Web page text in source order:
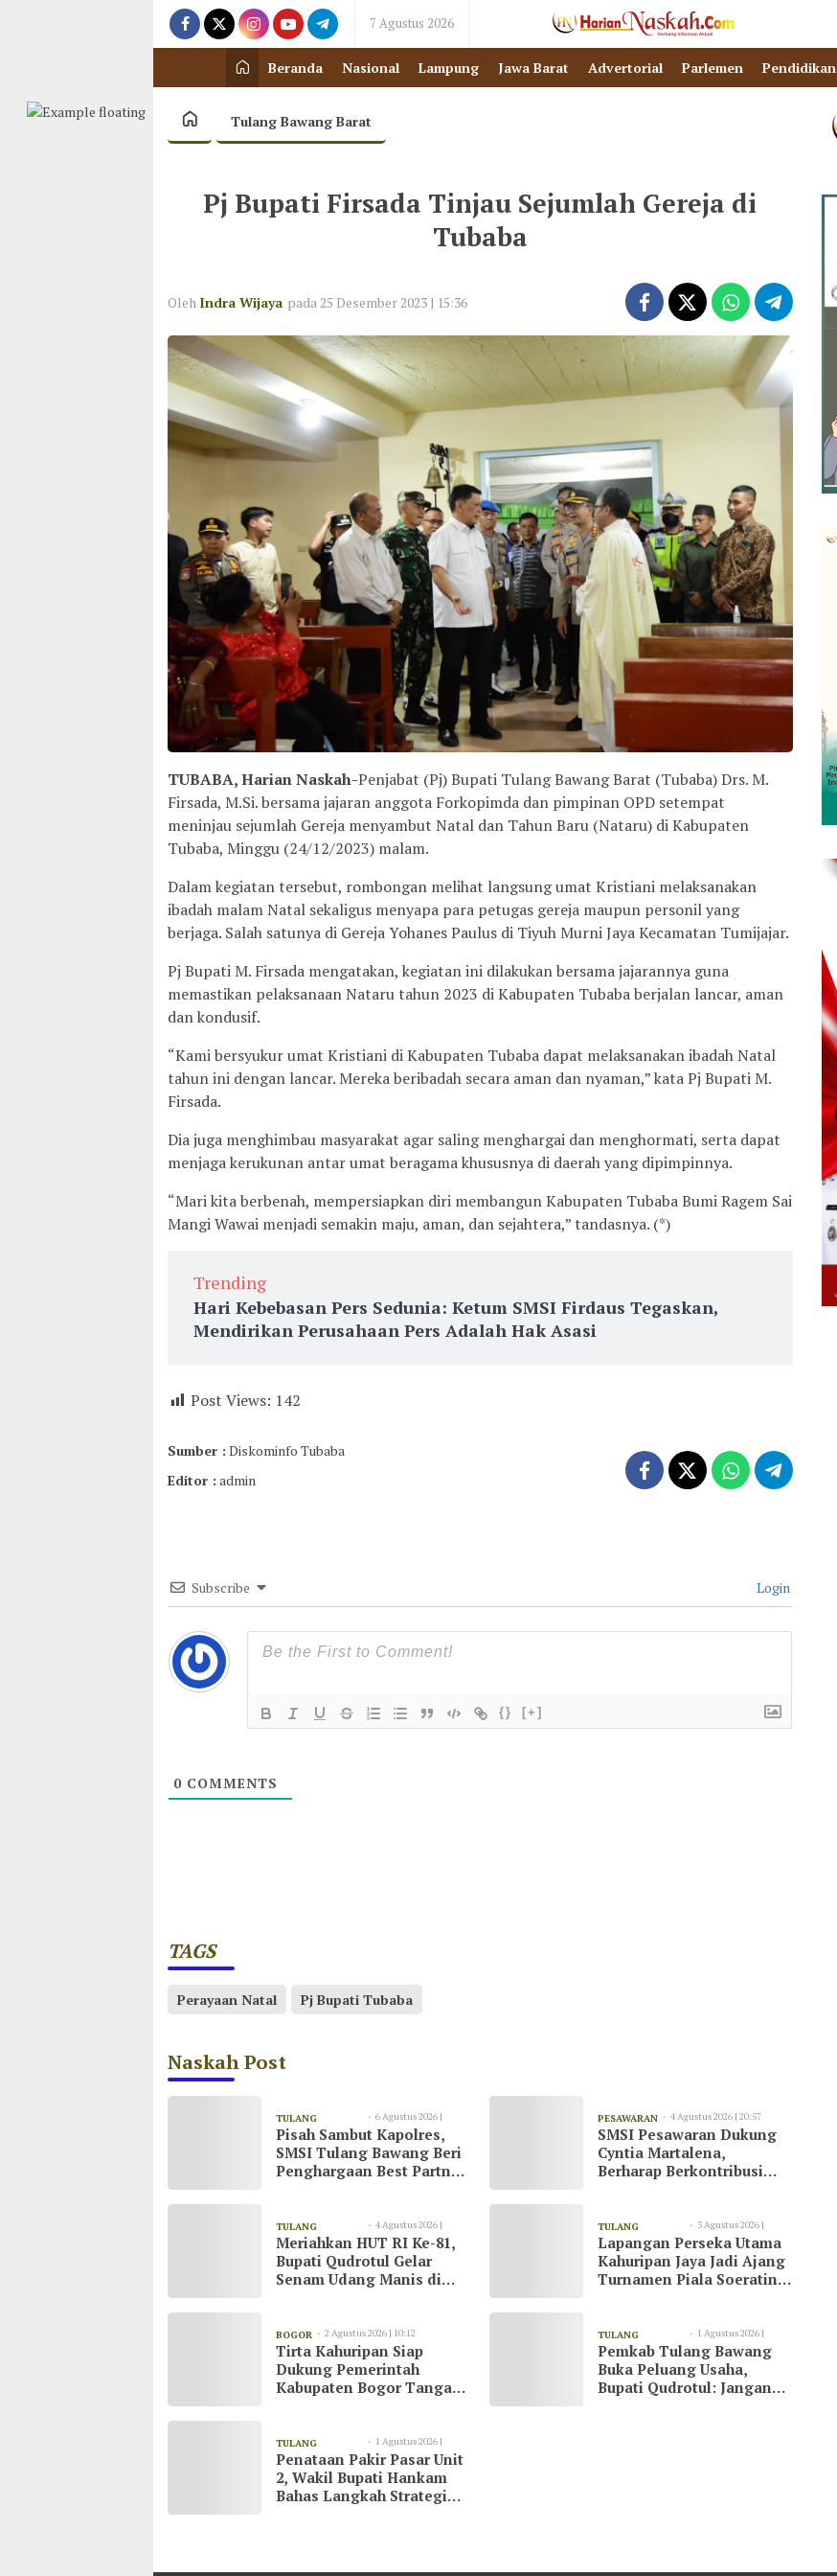
7 Agustus 2026
Beranda Nasional Lampung Jawa Barat Advertorial Parlemen Pendidikan
Tulang Bawang Barat
Pj Bupati Firsada Tinjau Sejumlah Gereja di
Tubaba
Oleh Indra Wijaya pada 25 Desember 2023 | 15:36
TUBABA, Harian Naskah-Penjabat (Pj) Bupati Tulang Bawang Barat (Tubaba) Drs. M.
Firsada, M.Si. bersama jajaran anggota Forkopimda dan pimpinan OPD setempat
meninjau sejumlah Gereja menyambut Natal dan Tahun Baru (Nataru) di Kabupaten
Tubaba, Minggu (24/12/2023) malam.
Dalam kegiatan tersebut, rombongan melihat langsung umat Kristiani melaksanakan
ibadah malam Natal sekaligus menyapa para petugas gereja maupun personil yang
berjaga. Salah satunya di Gereja Yohanes Paulus di Tiyuh Murni Jaya Kecamatan Tumijajar.
Pj Bupati M. Firsada mengatakan, kegiatan ini dilakukan bersama jajarannya guna
memastikan pelaksanaan Nataru tahun 2023 di Kabupaten Tubaba berjalan lancar, aman
dan kondusif.
“Kami bersyukur umat Kristiani di Kabupaten Tubaba dapat melaksanakan ibadah Natal
tahun ini dengan lancar. Mereka beribadah secara aman dan nyaman,” kata Pj Bupati M.
Firsada.
Dia juga menghimbau masyarakat agar saling menghargai dan menghormati, serta dapat
menjaga kerukunan antar umat beragama khususnya di daerah yang dipimpinnya.
“Mari kita berbenah, mempersiapkan diri membangun Kabupaten Tubaba Bumi Ragem Sai
Mangi Wawai menjadi semakin maju, aman, dan sejahtera,” tandasnya. (*)
Trending
Hari Kebebasan Pers Sedunia: Ketum SMSI Firdaus Tegaskan,
Mendirikan Perusahaan Pers Adalah Hak Asasi
Post Views: 142
Sumber : Diskominfo Tubaba
Editor : admin
Subscribe Login
{} [+]
0 COMMENTS
TAGS
Perayaan Natal Pj Bupati Tubaba
Naskah Post
TULANG
BAWANG
6 Agustus 2026 |
08:55
Pisah Sambut Kapolres,
SMSI Tulang Bawang Beri
Penghargaan Best Partner
PESAWARAN 4 Agustus 2026 | 20:57
SMSI Pesawaran Dukung
Cyntia Martalena,
Berharap Berkontribusi
TULANG
BAWANG
4 Agustus 2026 |
20:51
Meriahkan HUT RI Ke-81,
Bupati Qudrotul Gelar
Senam Udang Manis di
TULANG
BAWANG
3 Agustus 2026 |
13:09
Lapangan Perseka Utama
Kahuripan Jaya Jadi Ajang
Turnamen Piala Soeratin
BOGOR 2 Agustus 2026 | 10:12
Tirta Kahuripan Siap
Dukung Pemerintah
Kabupaten Bogor Tangani
TULANG
BAWANG
1 Agustus 2026 |
23:07
Pemkab Tulang Bawang
Buka Peluang Usaha,
Bupati Qudrotul: Jangan
TULANG
BAWANG
1 Agustus 2026 |
23:03
Penataan Pakir Pasar Unit
2, Wakil Bupati Hankam
Bahas Langkah Strategi